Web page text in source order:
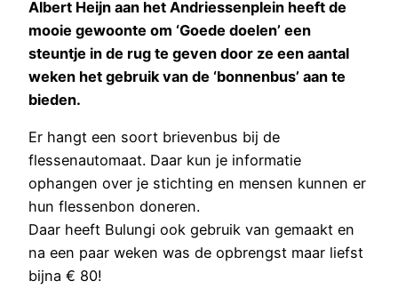
Albert Heijn aan het Andriessenplein heeft de
mooie gewoonte om ‘Goede doelen’ een
steuntje in de rug te geven door ze een aantal
weken het gebruik van de ‘bonnenbus’ aan te
bieden.
Er hangt een soort brievenbus bij de
flessenautomaat. Daar kun je informatie
ophangen over je stichting en mensen kunnen er
hun flessenbon doneren.
Daar heeft Bulungi ook gebruik van gemaakt en
na een paar weken was de opbrengst maar liefst
bijna € 80!